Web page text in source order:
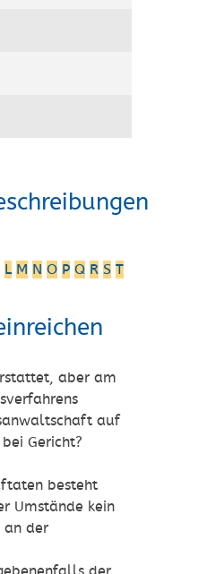
L M N O P Q R S T
aber am
auf
Gericht?
besteht
Umstände kein
an der